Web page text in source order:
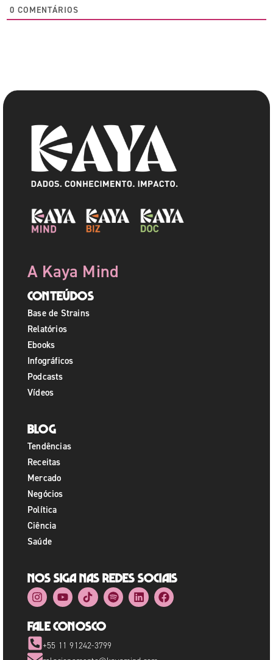
0 COMENTÁRIOS
A Kaya Mind
Conteúdos
Base de Strains
Relatórios
Ebooks
Infográficos
Podcasts
Vídeos
Blog
Tendências
Receitas
Mercado
Negócios
Política
Ciência
Saúde
Nos siga nas redes sociais
Fale Conosco
+55 11 91242-3799